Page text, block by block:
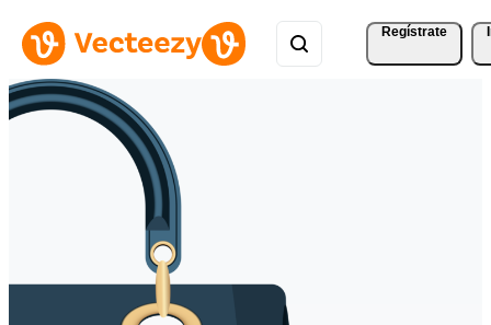
Regístrate